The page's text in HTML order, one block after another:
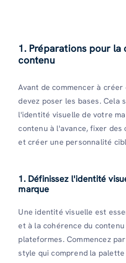
1. Préparations pour la
contenu
Avant de commencer à créer
devez poser les bases. Cela
l'identité visuelle de votre
contenu à l'avance, fixer des
et créer une personnalité
1. Définissez l'identité
marque
Une identité visuelle est
et à la cohérence du
plateformes. Commencez
style qui comprend la